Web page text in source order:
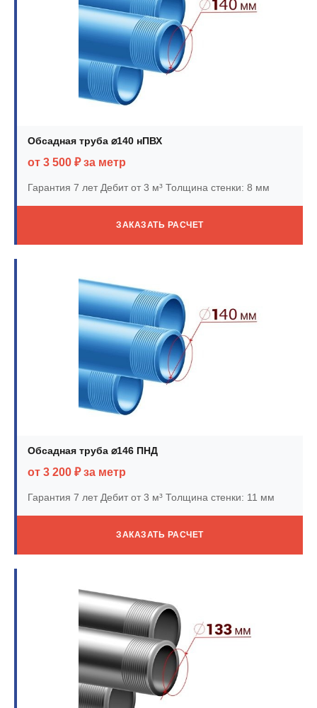
Обсадная труба ⌀140 нПВХ
от 3 500 ₽ за метр
Гарантия 7 летДебит от 3 м³ Толщина стенки: 8 мм
ЗАКАЗАТЬ РАСЧЕТ
Обсадная труба ⌀146 ПНД
от 3 200 ₽ за метр
Гарантия 7 летДебит от 3 м³ Толщина стенки: 11 мм
ЗАКАЗАТЬ РАСЧЕТ